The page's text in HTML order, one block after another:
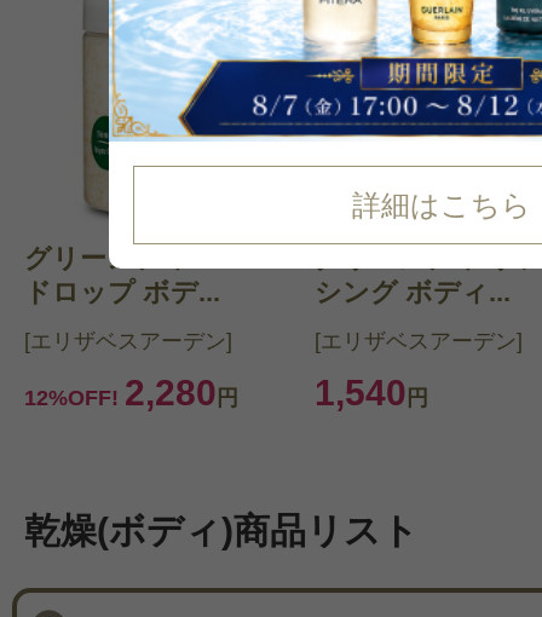
詳細はこちら
グリーンティー ハニー
ドロップ ボデ...
[エリザベスアーデン]
12%OFF! 2,280 円
シング ボディ...
[エリザベスアーデン]
1,540 円
乾燥(ボディ)商品リスト